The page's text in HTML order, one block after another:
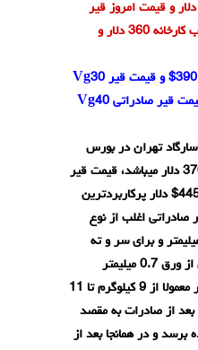
قیر صادراتی FOB بندرعباس 435 دلار و قیمت امروز قیر
صادراتی فله ای 40 50 و 60/70 درب کارخانه 360 دلار و
قیمت قیر Vg30 صادراتی پاسارگاد 390$ و قیمت قیر Vg30
صادراتی نفت جی اصفهان 395$ و قیمت قیر صادراتی Vg40
قیمت قیر صادراتی ۶۰/۷۰ پاسارگاد تهران در بورس
قیمت قیر صادراتی فله ای 350 تا 370 دلار میباشد، قیمت قیر
صادراتی بشکه ای با حدود 420$ تا 445$ دلار پرکاربردترین
اغلب از نوع
های فلزی قیر با ضخامت 0.6 میلیمتر و برای سر و ته
بشکه قیر جهت استحکام بشکه فلزی از ورق 0.7 میلیمتر
استفاده میگردد، وزن بشکه خالی قیر معمولا از 9 کیلوگرم تا 11
بعد از صادرات به مقصد
برسد و در همانجا بعد از